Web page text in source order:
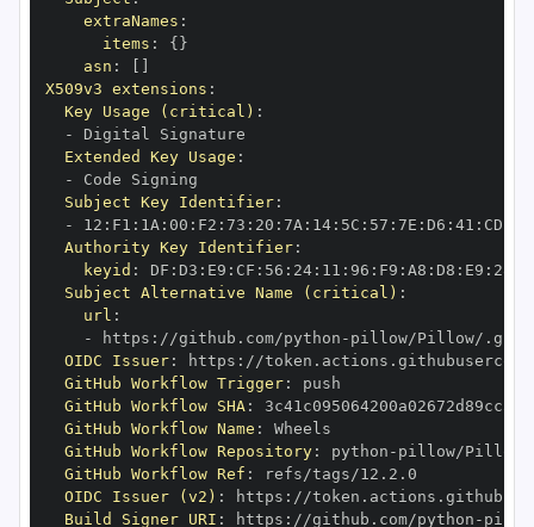
extraNames :
items : { }
asn :
X509v3 extensions :
Key Usage (critical) :
-
Extended Key Usage :
-
Subject Key Identifier:
-
12 : F1 : 1A : 00 : F2 : 73 : 20 : 7A : 14: 5C : 57 : 7E : D6 : 41 : CD
Authority Key Identifier:
keyid : DF : D3 : E9 : CF : 56 : 24: 11 : 96 : F9 : A8 : D8 : E9 : 28
Subject Alternative Name (critical) :
url :
-
https : //github.com/python -
OIDC Issuer: https :
GitHub Workflow Trigger:
GitHub Workflow SHA:
GitHub Workflow Name :
GitHub Workflow Repository: python -
GitHub Workflow Ref :
OIDC Issuer (v2) : https :
Build Signer URI : https : //github.com/python -